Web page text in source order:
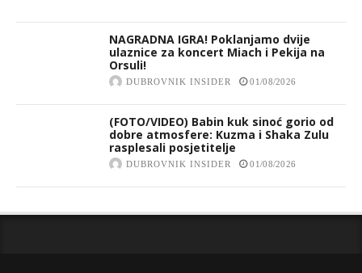
NAGRADNA IGRA! Poklanjamo dvije
ulaznice za koncert Miach i Pekija na
Orsuli!
DUBROVNIK INSIDER 01/08/2026
(FOTO/VIDEO) Babin kuk sinoć gorio od
dobre atmosfere: Kuzma i Shaka Zulu
rasplesali posjetitelje
DUBROVNIK INSIDER 01/08/2026